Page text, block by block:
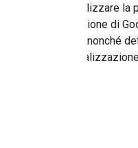
Puoi utilizzare
navigazione di
mappa, nonché